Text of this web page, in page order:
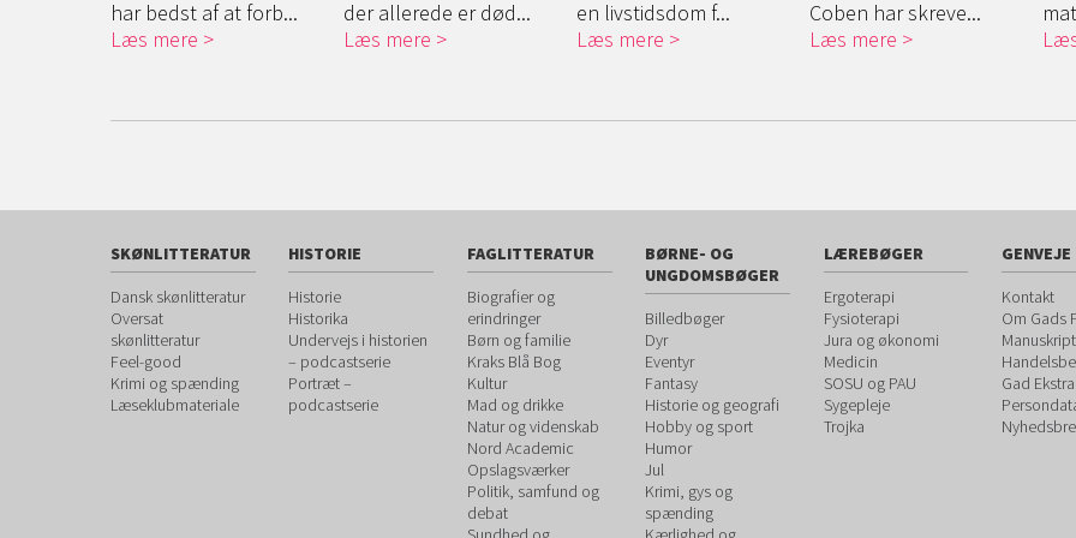
har bedst af at forb...
Læs mere
der allerede er død...
Læs mere
en livstidsdom f...
Læs mere
Coben har skreve...
Læs mere
SKØNLITTERATUR
Dansk skønlitteratur
Oversat
skønlitteratur
Feel-good
Krimi og spænding
Læseklubmateriale
HISTORIE
Historie
Historika
Undervejs i historien
– podcastserie
Portræt –
podcastserie
FAGLITTERATUR
Biografier og
erindringer
Børn og familie
Kraks Blå Bog
Kultur
Mad og drikke
Natur og videnskab
Nord Academic
Opslagsværker
Politik, samfund og
debat
BØRNE- OG
UNGDOMSBØGER
Billedbøger
Dyr
Eventyr
Fantasy
Historie og geografi
Hobby og sport
Humor
Jul
Krimi, gys og
spænding
LÆREBØGER
Ergoterapi
Fysioterapi
Jura og økonomi
Medicin
SOSU og PAU
Sygepleje
Trojka
GENVEJE
Kontakt
Om Gads
Gad Ekstra